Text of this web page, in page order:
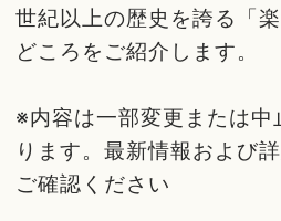
世紀以上の歴史を誇る「
どころをご紹介します。
※内容は一部変更または中
ります。最新情報および
ご確認ください